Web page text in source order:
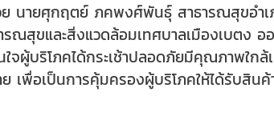
นายศุกฤตย์ ภคพงศ์พันธุ์ สาธารณสุขอำเ
สุขและสิ่งแวดล้อมเทศบาลเมืองเบตง อ
จผู้บริโภคได้กระเช้าปลอดภัยมีคุณภาพใกล้
พื่อเป็นการคุ้มครองผู้บริโภคให้ได้รับสิน